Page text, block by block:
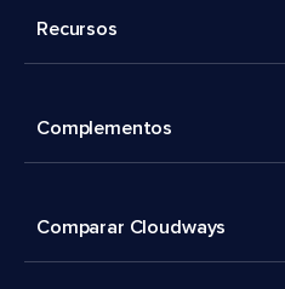
Recursos
Complementos
Comparar Cloudways